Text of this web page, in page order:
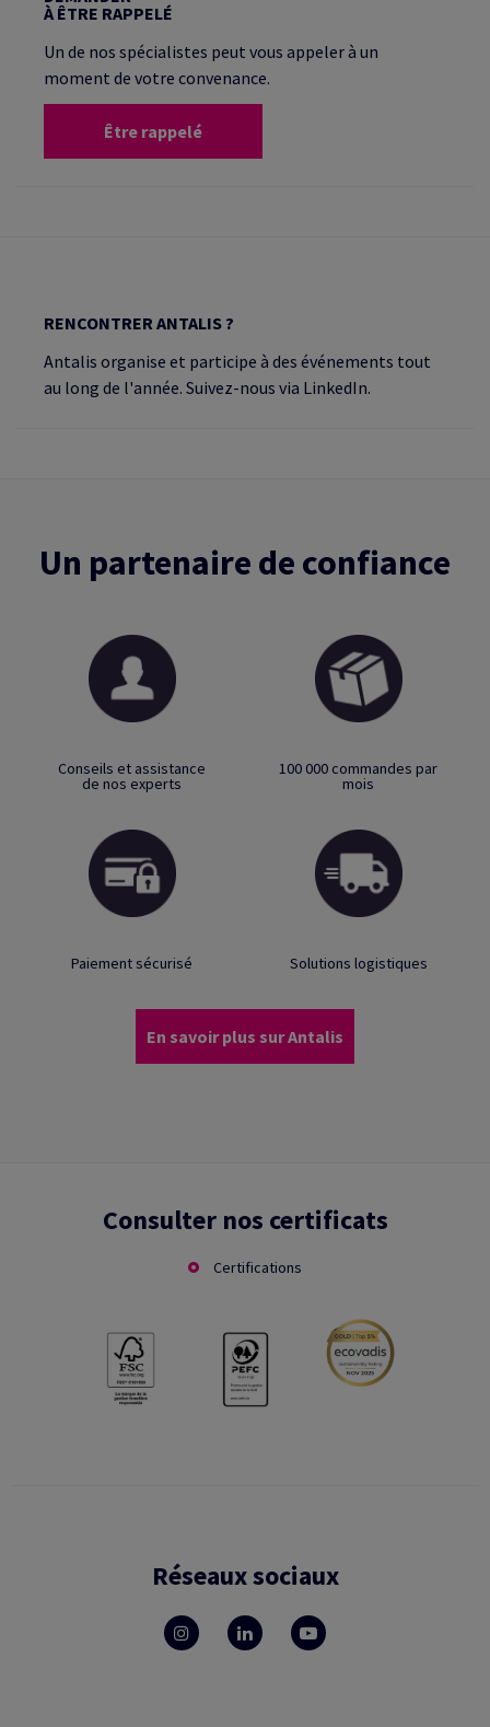
À ÊTRE RAPPELÉ
Un de nos spécialistes peut vous appeler à un
moment de votre convenance.
Être rappelé
RENCONTRER ANTALIS ?
Antalis organise et participe à des événements tout
au long de l'année. Suivez-nous via LinkedIn.
Un partenaire de confiance
Conseils et assistance
de nos experts
100 000 commandes par
mois
Paiement sécurisé Solutions logistiques
En savoir plus sur Antalis
Consulter nos certificats
Certifications
Réseaux sociaux